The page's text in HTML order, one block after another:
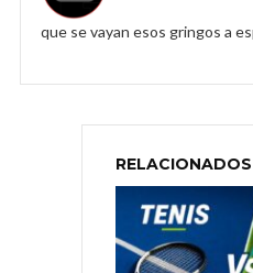
que se vayan esos gringos a
RELACIONADOS